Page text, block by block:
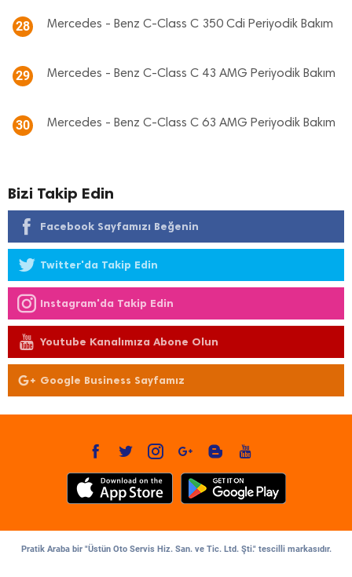
28 Mercedes - Benz C-Class C 350 Cdi Periyodik Bakım
29 Mercedes - Benz C-Class C 43 AMG Periyodik Bakım
30 Mercedes - Benz C-Class C 63 AMG Periyodik Bakım
Bizi Takip Edin
Facebook Sayfamızı Beğenin
Twitter'da Takip Edin
Instagram'da Takip Edin
Youtube Kanalımıza Abone Olun
Google Business Sayfamız
Pratik Araba bir "Üstün Oto Servis Hiz. San. ve Tic. Ltd. Şti." tescilli markasıdır.